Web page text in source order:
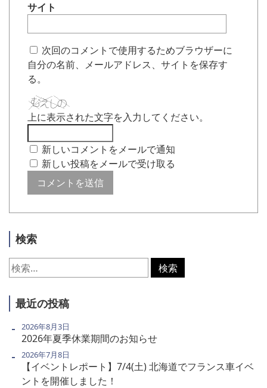
サイト
次回のコメントで使用するためブラウザーに
自分の名前、メールアドレス、サイトを保存す
る。
上に表示された文字を入力してください。
新しいコメントをメールで通知
新しい投稿をメールで受け取る
検索
検
索:
最近の投稿
2026年夏季休業期間のお知らせ
2026年8月3日
【イベントレポート】7/4(土) 北海道でフランス車イベ
ントを開催しました！
2026年7月8日